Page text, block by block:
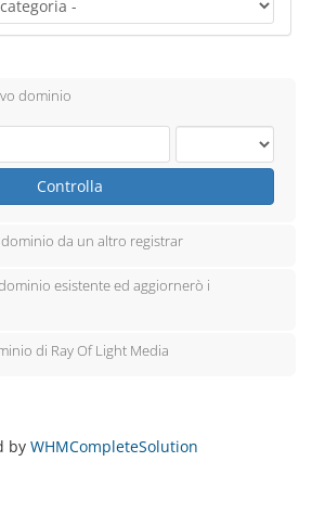
dominio
Controlla
da un altro registrar
esistente ed aggiornerò i
di Ray Of Light Media
by WHMCompleteSolution